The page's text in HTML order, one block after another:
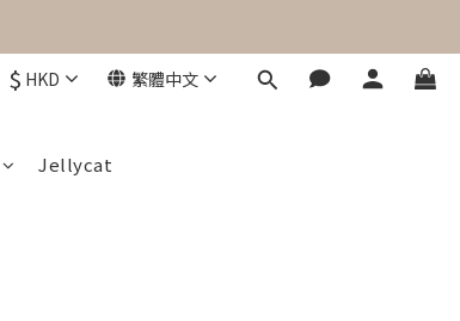
$ HKD 繁體中文
Jellycat